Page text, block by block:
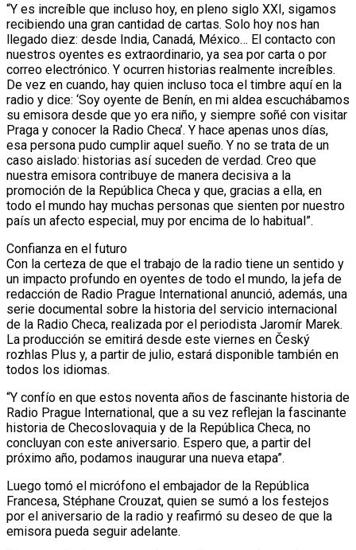
“Y es increíble que incluso hoy, en pleno siglo XXI, sigamos
recibiendo una gran cantidad de cartas. Solo hoy nos han
llegado diez: desde India, Canadá, México… El contacto con
nuestros oyentes es extraordinario, ya sea por carta o por
correo electrónico. Y ocurren historias realmente increíbles.
De vez en cuando, hay quien incluso toca el timbre aquí en la
radio y dice: ‘Soy oyente de Benín, en mi aldea escuchábamos
su emisora desde que yo era niño, y siempre soñé con visitar
Praga y conocer la Radio Checa’. Y hace apenas unos días,
esa persona pudo cumplir aquel sueño. Y no se trata de un
caso aislado: historias así suceden de verdad. Creo que
nuestra emisora contribuye de manera decisiva a la
promoción de la República Checa y que, gracias a ella, en
todo el mundo hay muchas personas que sienten por nuestro
país un afecto especial, muy por encima de lo habitual”.
Confianza en el futuro
Con la certeza de que el trabajo de la radio tiene un sentido y
un impacto profundo en oyentes de todo el mundo, la jefa de
redacción de Radio Prague International anunció, además, una
serie documental sobre la historia del servicio internacional
de la Radio Checa, realizada por el periodista Jaromír Marek.
La producción se emitirá desde este viernes en Český
rozhlas Plus y, a partir de julio, estará disponible también en
todos los idiomas.
“Y confío en que estos noventa años de fascinante historia de
Radio Prague International, que a su vez reflejan la fascinante
historia de Checoslovaquia y de la República Checa, no
concluyan con este aniversario. Espero que, a partir del
próximo año, podamos inaugurar una nueva etapa”.
Luego tomó el micrófono el embajador de la República
Francesa, Stéphane Crouzat, quien se sumó a los festejos
por el aniversario de la radio y reafirmó su deseo de que la
emisora pueda seguir adelante.